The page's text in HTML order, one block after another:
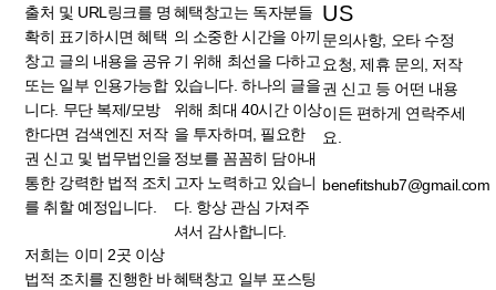
출처 및 URL링크를 명
확히 표기하시면 혜택
창고 글의 내용을 공유
또는 일부 인용가능합
니다. 무단 복제/모방
한다면 검색엔진 저작
권 신고 및 법무법인을
통한 강력한 법적 조치
를 취할 예정입니다.
저희는 이미 2곳 이상
법적 조치를 진행한 바
혜택창고는 독자분들
의 소중한 시간을 아끼
기 위해 최선을 다하고
있습니다. 하나의 글을
위해 최대 40시간 이상
을 투자하며, 필요한
정보를 꼼꼼히 담아내
고자 노력하고 있습니
다. 항상 관심 가져주
셔서 감사합니다.
혜택창고 일부 포스팅
US
문의사항, 오타 수정
요청, 제휴 문의, 저작
권 신고 등 어떤 내용
이든 편하게 연락주세
요.
benefitshub7@gmail.com